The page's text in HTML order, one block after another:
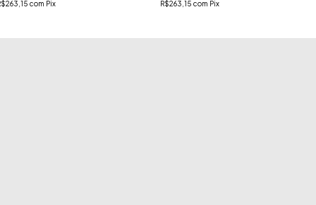
com Pix R$263,15 com Pix